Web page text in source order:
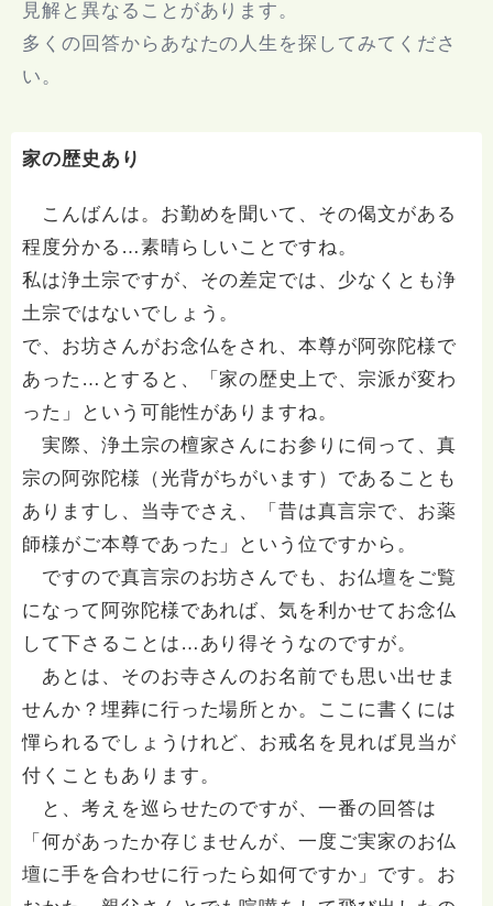
見解と異なることがあります。
多くの回答からあなたの人生を探してみてくださ
い。
家の歴史あり
こんばんは。お勤めを聞いて、その偈文がある
程度分かる…素晴らしいことですね。
私は浄土宗ですが、その差定では、少なくとも浄
土宗ではないでしょう。
で、お坊さんがお念仏をされ、本尊が阿弥陀様で
あった…とすると、「家の歴史上で、宗派が変わ
った」という可能性がありますね。
実際、浄土宗の檀家さんにお参りに伺って、真
宗の阿弥陀様（光背がちがいます）であることも
ありますし、当寺でさえ、「昔は真言宗で、お薬
師様がご本尊であった」という位ですから。
ですので真言宗のお坊さんでも、お仏壇をご覧
になって阿弥陀様であれば、気を利かせてお念仏
して下さることは…あり得そうなのですが。
あとは、そのお寺さんのお名前でも思い出せま
せんか？埋葬に行った場所とか。ここに書くには
憚られるでしょうけれど、お戒名を見れば見当が
付くこともあります。
と、考えを巡らせたのですが、一番の回答は
「何があったか存じませんが、一度ご実家のお仏
壇に手を合わせに行ったら如何ですか」です。お